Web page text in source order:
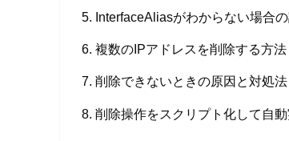
InterfaceAliasがわからない場合
複数のIPアドレスを削除する方法
削除できないときの原因と対処法
削除操作をスクリプト化して自